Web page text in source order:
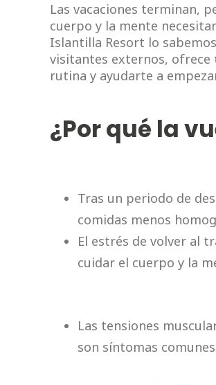
Las vacaciones terminan,
cuerpo y la mente
Islantilla Resort lo
visitantes externos, ofrece
rutina y ayudarte a
¿Por qué la
Tras un periodo de
comidas menos
El estrés de volver al
cuidar el cuerpo y la
Las tensiones
son síntomas